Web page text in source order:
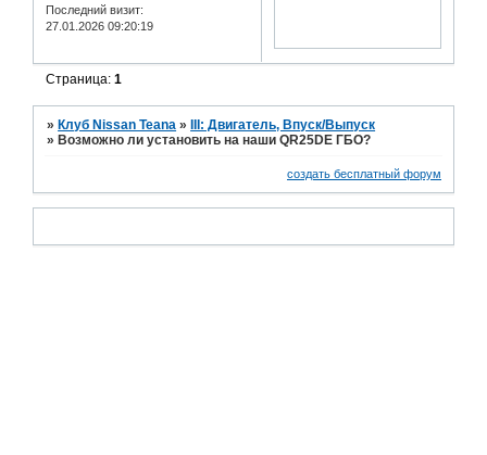
Последний визит:
27.01.2026 09:20:19
Страница:1
»Клуб Nissan Teana »III: Двигатель, Впуск/Выпуск
»Возможно ли установить на наши QR25DE ГБО?
создать бесплатный форум